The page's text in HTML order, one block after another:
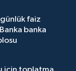
faiz
banka